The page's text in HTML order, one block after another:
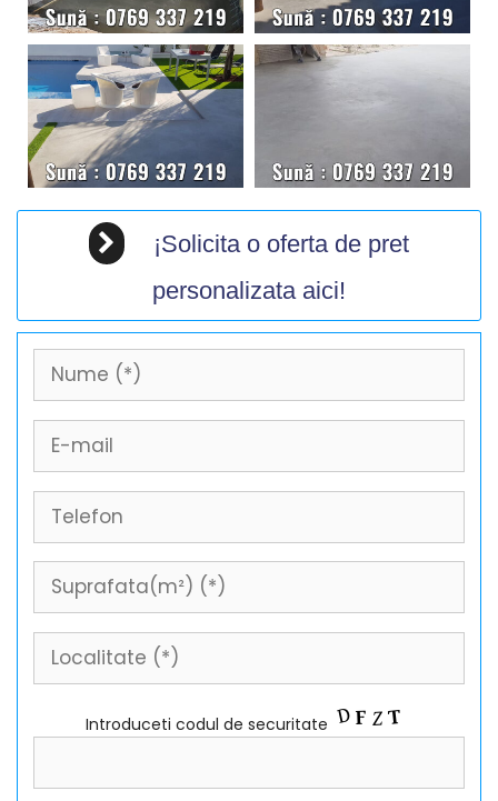
¡Solicita o oferta de pret
personalizata aici!
Introduceti codul de securitate